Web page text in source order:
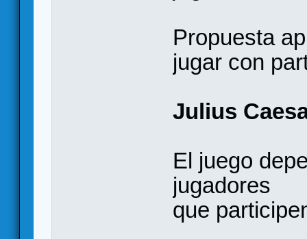
Propuesta
jugar con
Julius
El juego
jugadores
que